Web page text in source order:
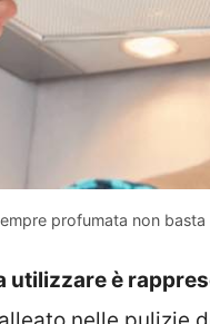
profumata non
utilizzare è